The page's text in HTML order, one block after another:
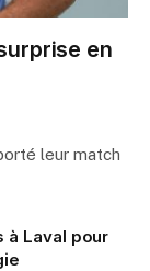
en
leur match
à Laval pour